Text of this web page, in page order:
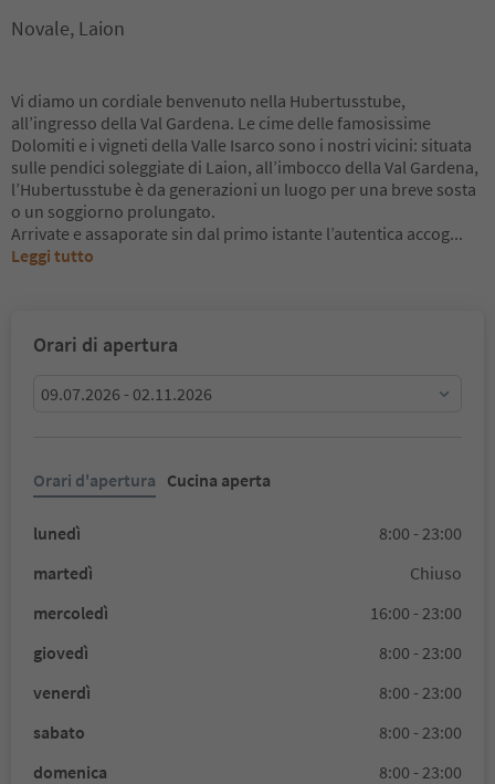
Novale, Laion
Vi diamo un cordiale benvenuto nella Hubertusstube,
all’ingresso della Val Gardena. Le cime delle famosissime
Dolomiti e i vigneti della Valle Isarco sono i nostri vicini: situata
sulle pendici soleggiate di Laion, all’imbocco della Val Gardena,
l’Hubertusstube è da generazioni un luogo per una breve sosta
o un soggiorno prolungato.
Arrivate e assaporate sin dal primo istante l’autentica accog...
Leggi tutto
Orari di apertura
09.07.2026 - 02.11.2026
Orari d'apertura Cucina aperta
lunedì
8:00 - 23:00
martedì
Chiuso
mercoledì
16:00 - 23:00
giovedì
8:00 - 23:00
venerdì
8:00 - 23:00
sabato
8:00 - 23:00
domenica
8:00 - 23:00